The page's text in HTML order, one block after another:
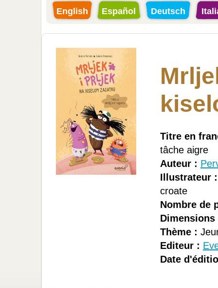
English Español Deutsch
Titre en
tâche aigre
Auteur :
Illustrateur :
croate
Nombre de
Dimensions
Thème :
Editeur :
Date